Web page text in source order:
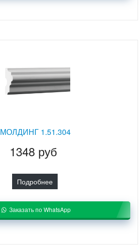
МОЛДИНГ 1.51.304
1348 руб
Подробнее
Заказать по WhatsApp